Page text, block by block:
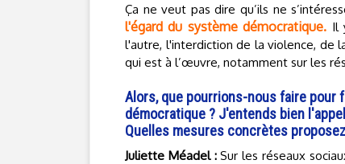
Ça ne veut pas dire qu’ils ne
l'égard du système démocratique. Il
l'autre, l'interdiction de la violence, de
qui est à l’œuvre, notamment sur les
Alors, que pourrions-nous faire
démocratique ? J'entends bien
Quelles mesures concrètes
Juliette Méadel :Sur les réseaux